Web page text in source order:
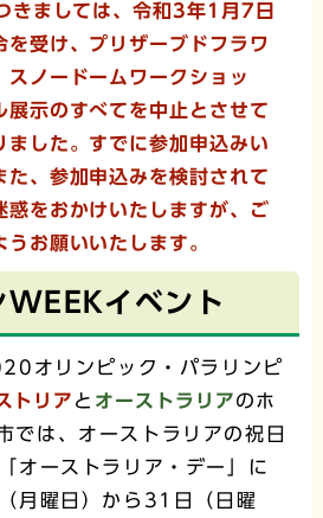
きましては、令和3年1月7日
を受け、プリザーブドフラワ
スノードームワークショッ
展示のすべてを中止とさせて
ました。すでに参加申込みい
た、参加申込みを検討されて
惑をおかけいたしますが、ご
お願いいたします。
WEEKイベント
オリンピック・パラリンピ
トリア と オーストラリアのホ
では、オーストラリアの祝日
オーストラリア・デー」に
月曜日）から31日（日曜